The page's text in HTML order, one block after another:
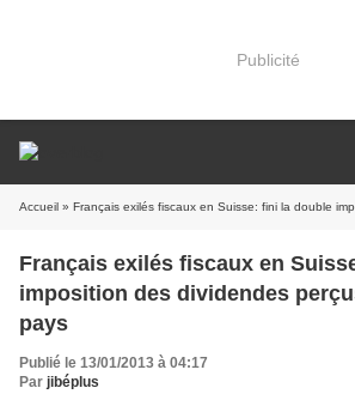
Publicité
Accueil » Français exilés fiscaux en Suisse: fini la double imposition des
Français exilés fiscaux en
imposition des dividendes
pays
Publié le 13/01/2013 à 04:17
Par jibéplus